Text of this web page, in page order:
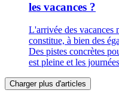
les vacances ?
L'arrivée des vacances
constitue, à bien des
Des pistes concrètes
est pleine et les
Charger plus d'articles